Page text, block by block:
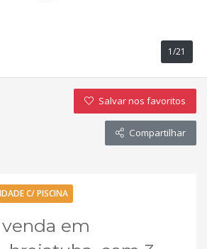
1/21
Salvar nos favoritos
Compartilhar
C/ PISCINA
em